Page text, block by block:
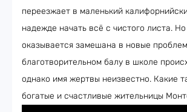
переезжает в маленький
надежде начать всё с чистого листа.
оказывается замешана в новые
благотворительном балу в школе
однако имя жертвы неизвестно. Какие
богатые и счастливые жительницы